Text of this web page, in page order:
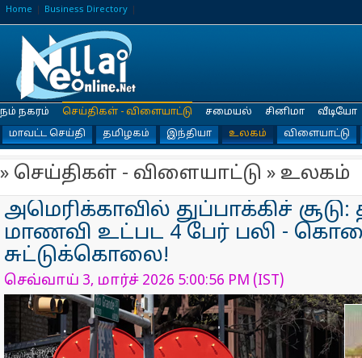
Home Business Directory
நம் நகரம்
செய்திகள் - விளையாட்டு
மாவட்ட செய்தி
தமிழகம் இந்தியா உலகம் விளையாட்டு
சமையல் சினிமா வீடியோ
» செய்திகள் - விளையாட்டு » உலகம்
அமெரிக்காவில் துப்பாக்கிச் சூடு:
மாணவி உட்பட 4 பேர் பலி -
சுட்டுக்கொலை!
செவ்வாய் 3, மார்ச் 2026 5:00:56 PM (IST)